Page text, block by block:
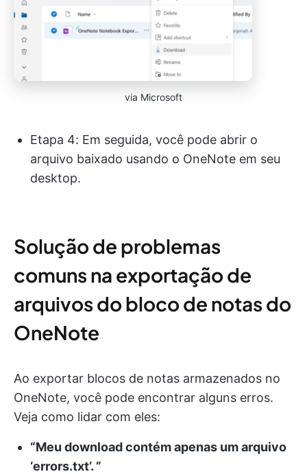
via Microsoft
Etapa 4: Em seguida, você pode abrir o
arquivo baixado usando o OneNote em seu
desktop.
Solução de problemas
comuns na exportação de
arquivos do bloco de notas do
OneNote
Ao exportar blocos de notas armazenados no
OneNote, você pode encontrar alguns erros.
Veja como lidar com eles:
“Meu download contém apenas um arquivo
‘errors.txt’. ”